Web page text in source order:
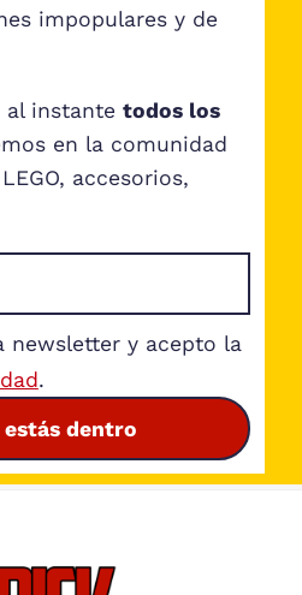
impopulares y de
al instante todos los
en la comunidad
accesorios,
newsletter y acepto la
.
dentro